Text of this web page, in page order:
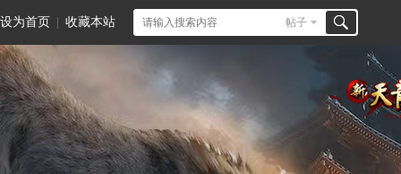
设为首页 收藏本站 帖子